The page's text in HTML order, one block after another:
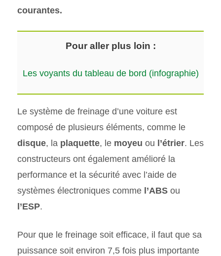
courantes.
Pour aller plus loin :
Les voyants du tableau de bord (infographie)
Le système de freinage d’une voiture est
composé de plusieurs éléments, comme le
disque, la plaquette, le moyeu ou l’étrier. Les
constructeurs ont également amélioré la
performance et la sécurité avec l’aide de
systèmes électroniques comme l’ABS ou
l’ESP.
Pour que le freinage soit efficace, il faut que sa
puissance soit environ 7,5 fois plus importante